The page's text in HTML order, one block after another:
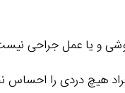
و یا عمل جراحی
هیچ دردی را احساس